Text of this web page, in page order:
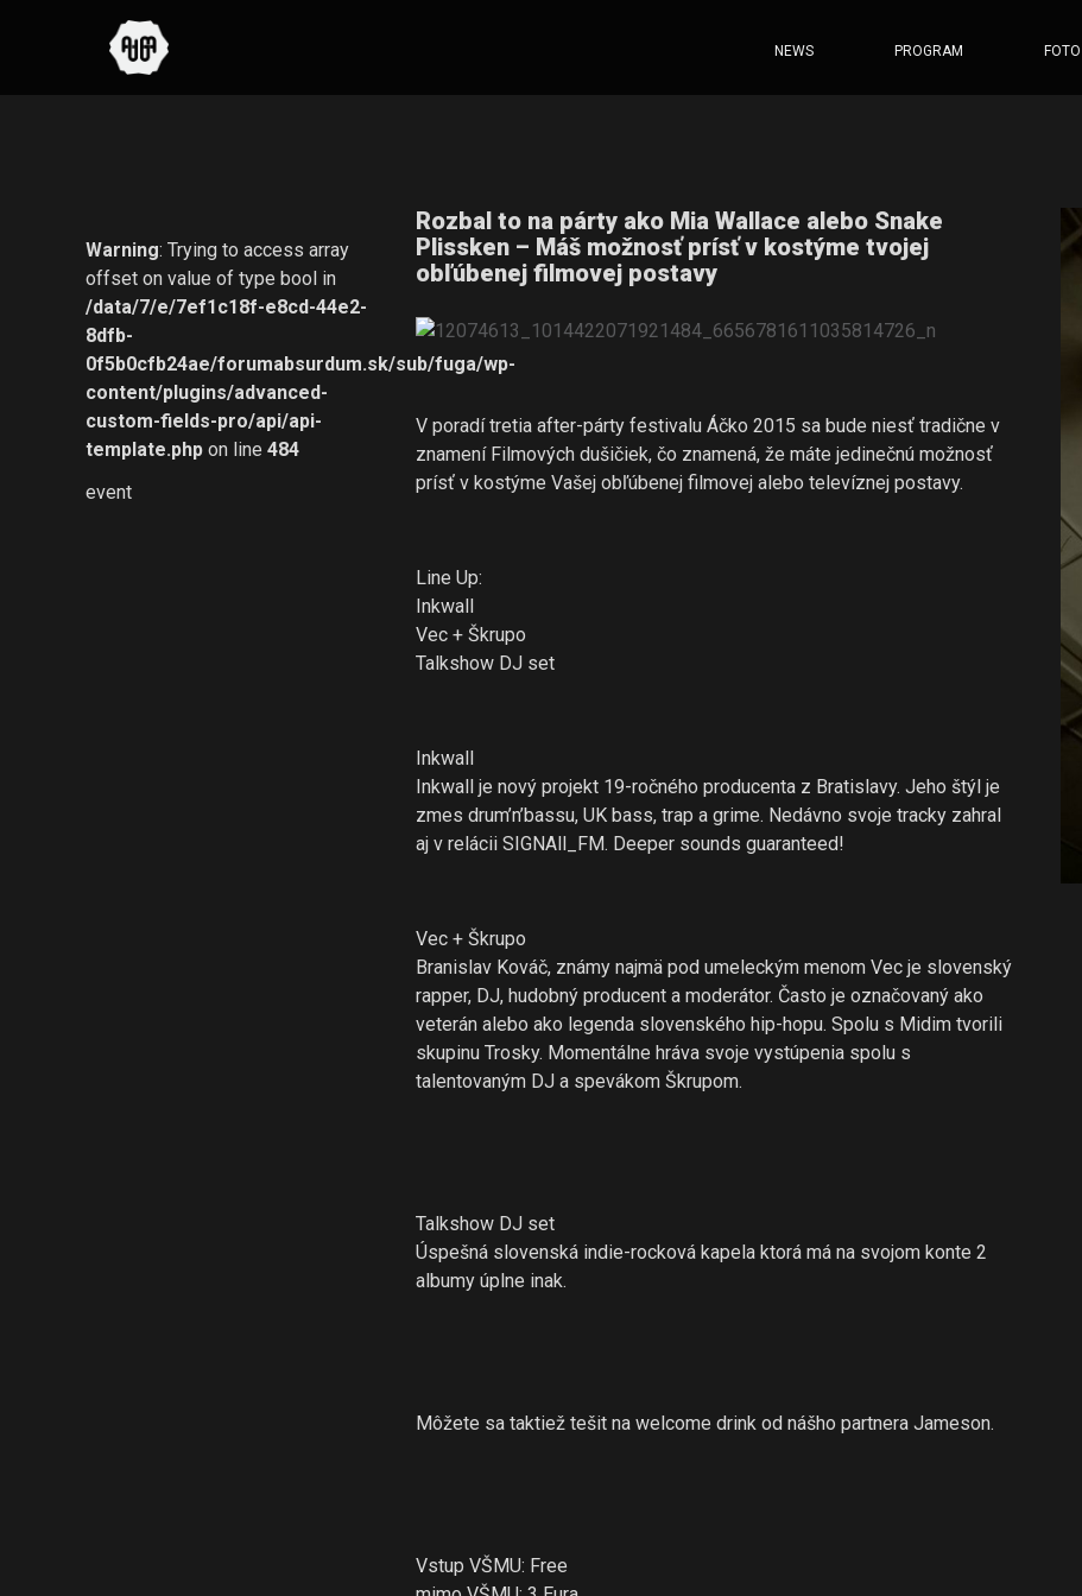
NEWS PROGRAM FOTO
Warning: Trying to access array
offset on value of type bool in
/data/7/e/7ef1c18f-e8cd-44e2-
8dfb-
0f5b0cfb24ae/forumabsurdum.sk/sub/fuga/wp-
content/plugins/advanced-
custom-fields-pro/api/api-
template.php on line 484
event
Rozbal to na párty ako Mia Wallace alebo Snake
Plissken – Máš možnosť prísť v kostýme tvojej
obľúbenej filmovej postavy
V poradí tretia after-párty festivalu Áčko 2015 sa bude niesť tradične v
znamení Filmových dušičiek, čo znamená, že máte jedinečnú možnosť
prísť v kostýme Vašej obľúbenej filmovej alebo televíznej postavy.
Line Up:
Inkwall
Vec + Škrupo
Talkshow DJ set
Inkwall
Inkwall je nový projekt 19-ročného producenta z Bratislavy. Jeho štýl je
zmes drum’n’bassu, UK bass, trap a grime. Nedávno svoje tracky zahral
aj v relácii SIGNAll_FM. Deeper sounds guaranteed!
Vec + Škrupo
Branislav Kováč, známy najmä pod umeleckým menom Vec je slovenský
rapper, DJ, hudobný producent a moderátor. Často je označovaný ako
veterán alebo ako legenda slovenského hip-hopu. Spolu s Midim tvorili
skupinu Trosky. Momentálne hráva svoje vystúpenia spolu s
talentovaným DJ a spevákom Škrupom.
Talkshow DJ set
Úspešná slovenská indie-rocková kapela ktorá má na svojom konte 2
albumy úplne inak.
Môžete sa taktiež tešit na welcome drink od nášho partnera Jameson.
Vstup VŠMU: Free